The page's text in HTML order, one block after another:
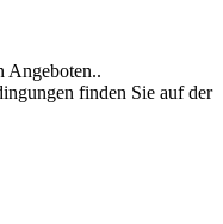
Angeboten..
finden Sie auf der